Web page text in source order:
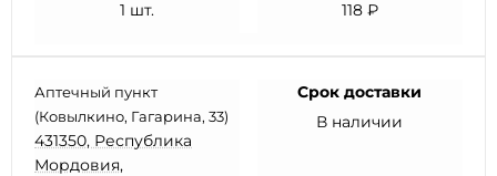
1 шт.
118 ₽
Аптечный пункт
(Ковылкино, Гагарина, 33)
431350, Республика
Мордовия,
Срок доставки
В наличии